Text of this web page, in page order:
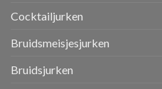
Cocktailjurken
Bruidsmeisjesjurken
Bruidsjurken